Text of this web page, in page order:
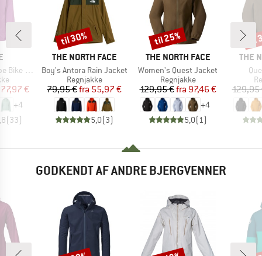
Jacket
pris
77,97 €
+4
(33)
MÆRKE
THE NORTH FACE
Artikel
Boy's Antora Rain Jacket
Produktgruppe
Regnjakke
Pris
79,95 € Nedsat pris
fra 55,97 €
5,0(3)
Rabat
til 30%
MÆRKE
THE NORTH FACE
Artikel
Women's Quest Jacket
Produktgruppe
Regnjakke
Pris
129,95 € Nedsat pris
fra 97,46 €
+4
5,0(1 )
Rabat
til 25%
THE
129,95
GODKENDT AF ANDRE BJERGVENNER